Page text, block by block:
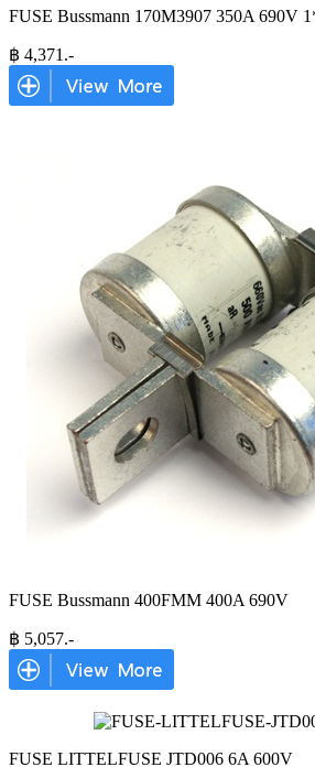
FUSE Bussmann 170M3907 350A 690V
฿ 4,371 .-
FUSE Bussmann 400FMM 400A 690V
฿ 5,057.-
FUSE LITTELFUSE JTD006 6A 600V